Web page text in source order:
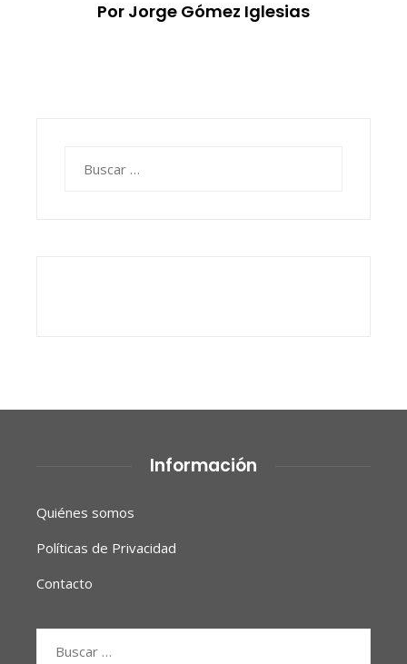
Por Jorge Gómez Iglesias
Información
Quiénes somos
Políticas de Privacidad
Contacto